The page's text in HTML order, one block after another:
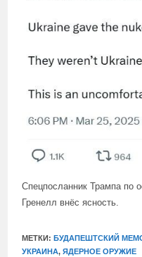
Спецпосланник Трампа по
Гренелл внёс ясность.
МЕТКИ:БУДАПЕШТСКИЙ
УКРАИНА, ЯДЕРНОЕ ОРУЖИЕ